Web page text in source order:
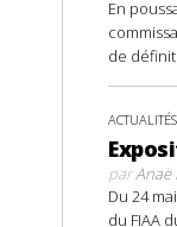
En
de
parAnaë
Du 24
du FIAA